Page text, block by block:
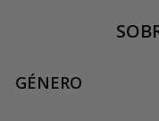
GÉNERO